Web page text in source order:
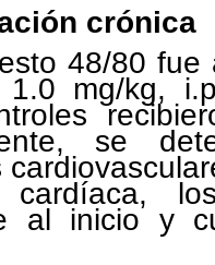
crónica
48/80
mg/kg,
se
cardíaca,
al inicio y